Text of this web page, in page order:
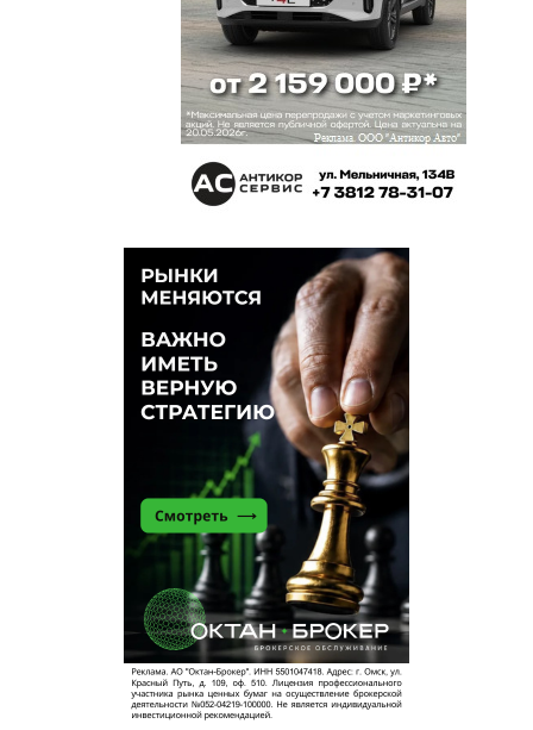
Достоевский 21 мая 2026 в 18:55:
Омск гадкий городишка... Городишка грязный,
военный и развратный в высшей степени.
21 мая 2026 в 18:03:
Любинский стал кошмаром города.
Подопытный омич 21 мая 2026 в 17:10:
Два мира — два Шапиро. «Страшно далеки они от
народа…»
киви 21 мая 2026 в 17:01:
А кто бил стекла на остановке, плясал на ее
крыше, портил подземный переход, сковыривал
лепную даму, крал саблю Городового? Пушкин?
Третий помощник пятого зама восьмого
помощника депутата
21 мая 2026 в 15:24:
Там вся дичь происходит на Бударина, и каждый
день. Даже в будни, когда нет пешеходного
Любинского. Байкеры, музыка из машин,
подростки пьяные, магазин напитков в счатье.
На самом Любинском нормально. Там хоть люди
появились. Тишина — в Омской крепости. Ходи,
никого не увидишь. Чтобы не было негатива,